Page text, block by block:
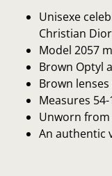
Unisexe
Christian
Model 2057
Brown Optyl
Brown lenses
Measures
Unworn
An authentic